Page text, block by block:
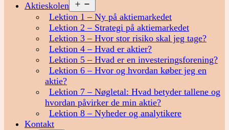
Aktieskolen
menu
Lektion 1 – Ny på aktiemarkedet
Lektion 2 – Strategi på aktiemarkedet
Lektion 3 – Hvor stor risiko skal jeg tage?
Lektion 4 – Hvad er aktier?
Lektion 5 – Hvad er en investeringsforening?
Lektion 6 – Hvor og hvordan køber jeg en
aktie?
Lektion 7 – Nøgletal: Hvad betyder tallene og
hvordan påvirker de min aktie?
Lektion 8 – Nyheder og analytikere
Kontakt